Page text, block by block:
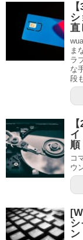
シ
直
ま
ラ
な
段
イ
順
コ
ウ
シ
ン